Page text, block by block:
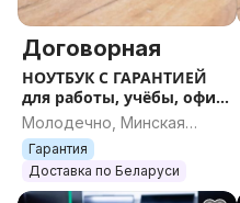
Договорная
НОУТБУК С ГАРАНТИЕЙ
для работы, учёбы, офиса
и игр
Молодечно, Минская
область
Гарантия
Доставка по Беларуси